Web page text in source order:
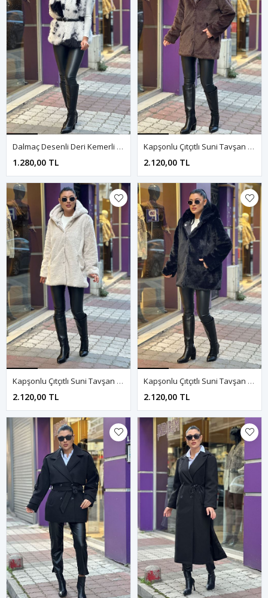
Dalmaç Desenli Deri Kemerli Kürk Yelek-Siyah
1.280,00 TL
Kapşonlu Çıtçıtlı Suni Tavşan Kürk Mont-Kahve
2.120,00 TL
Kapşonlu Çıtçıtlı Suni Tavşan Kürk Mont-Krem
2.120,00 TL
Kapşonlu Çıtçıtlı Suni Tavşan Kürk Mont-Siyah
2.120,00 TL